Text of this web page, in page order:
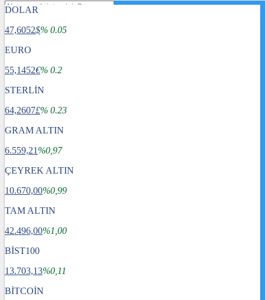
DOLAR
47,6052$% 0.05
EURO
55,1452€% 0.2
STERLİN
64,2607£% 0.23
GRAM ALTIN
6.559,21 %0,97
ÇEYREK ALTIN
10.670,00%0,99
TAM ALTIN
42.496,00%1,00
BİST100
13.703,13%0,11
BİTCOİN
Dünya
Spor
Magazin
Teknoloji
Bafra Rehberi